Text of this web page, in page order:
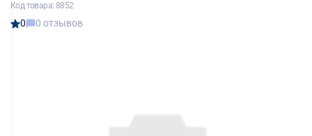
Код товара: 8852
0 0 отзывов